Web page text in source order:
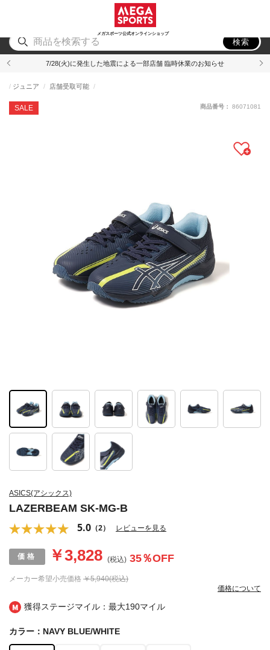
メガスポーツ公式オンラインショップ
アウトドア
検索
7/28(火)に発生した地震による一部店舗 臨時休業のお知らせ
獲得ステージマイル：最大190マイル
ASICS(アシックス)
LAZERBEAM SK-MG-B
5.0 （2） レビューを見る
SALE
ジュニア 店舗受取可能
メーカー希望小売価格 ￥5,940(税込)
￥3,828 (税込) 35％OFF
価格について
商品番号： 86071081
カラー：NAVY BLUE/WHITE